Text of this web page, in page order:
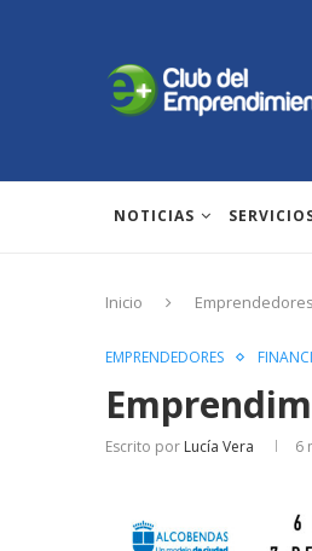
NOTICIAS
Inicio Emprendedores
EMPRENDEDORES
Escrito por Lucía Vera 6